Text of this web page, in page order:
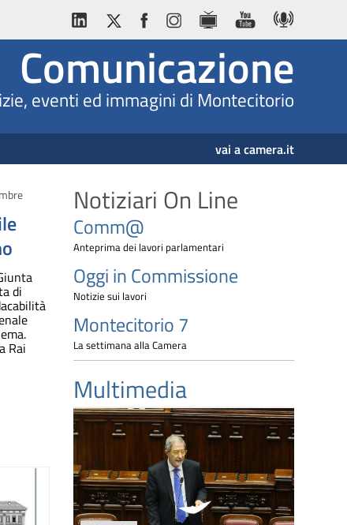
Comunicazione
eventi ed immagini di Montecitorio
vai a camera.it
di
Rai
Notiziari On Line
Comm@
Anteprima dei lavori parlamentari
Oggi in Commissione
Notizie sui lavori
Montecitorio 7
La settimana alla Camera
Multimedia